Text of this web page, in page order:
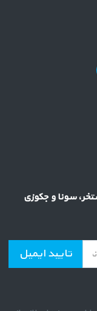
سونا و جکوزی
تایید ایمیل